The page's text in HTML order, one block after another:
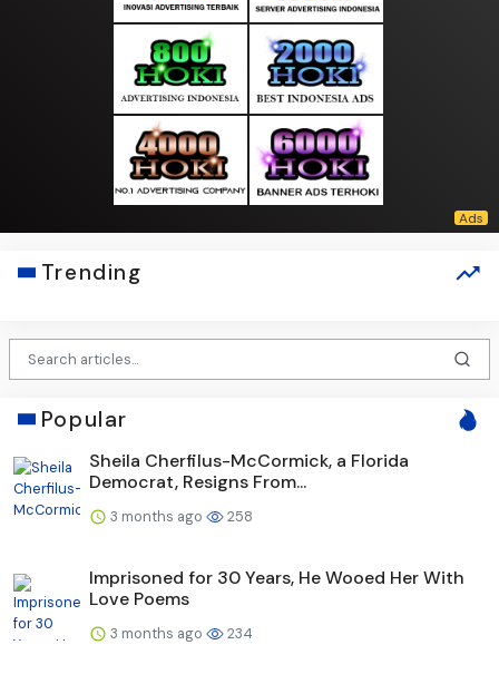
Trending
Popular
Sheila Cherfilus-McCormick, a Florida
Democrat, Resigns From...
3 months ago 258
Imprisoned for 30 Years, He Wooed Her With
Love Poems
3 months ago 234